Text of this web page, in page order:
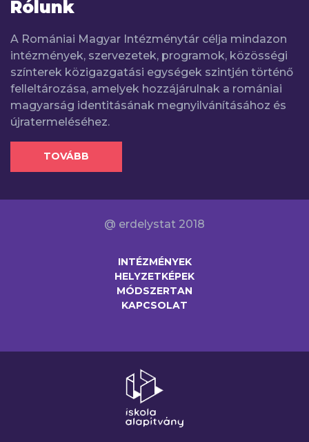
Rólunk
A Romániai Magyar Intézménytár célja mindazon
intézmények, szervezetek, programok, közösségi
színterek közigazgatási egységek szintjén történő
felleltározása, amelyek hozzájárulnak a romániai
magyarság identitásának megnyilvánításához és
újratermeléséhez.
TOVÁBB
@ erdelystat 2018
INTÉZMÉNYEK
HELYZETKÉPEK
MÓDSZERTAN
KAPCSOLAT